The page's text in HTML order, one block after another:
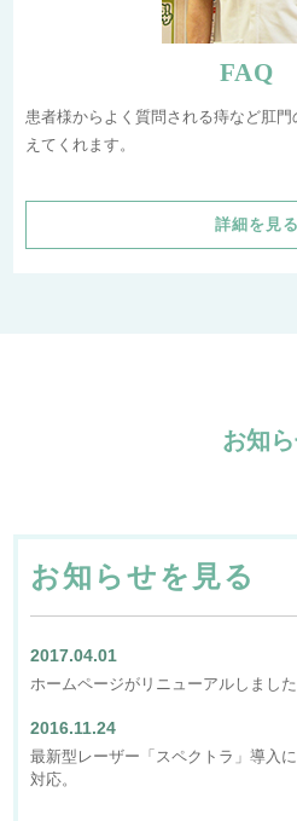
FAQ
患者様からよく質問される痔など肛
えてくれます。
詳細を見る
お知
お知らせを見る
2017.04.01
ホームページがリニューアルしました
2016.11.24
最新型レーザー「スペクトラ」導入
対応。